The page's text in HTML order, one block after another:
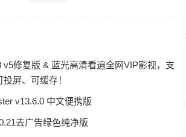
v5修复版 & 蓝光高清看遍全网VIP影视，支
屏、可缓存！
v13.6.0 中文便携版
去广告绿色纯净版